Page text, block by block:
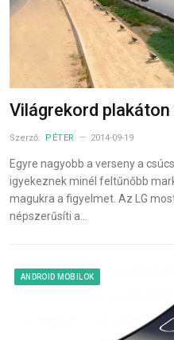
Világrekord plakáton
Szerző: PÉTER 2014-09-19
Egyre nagyobb a verseny a
igyekeznek minél feltűnőbb
magukra a figyelmet. Az LG
népszerűsíti a…
ANDROID MOBILOK